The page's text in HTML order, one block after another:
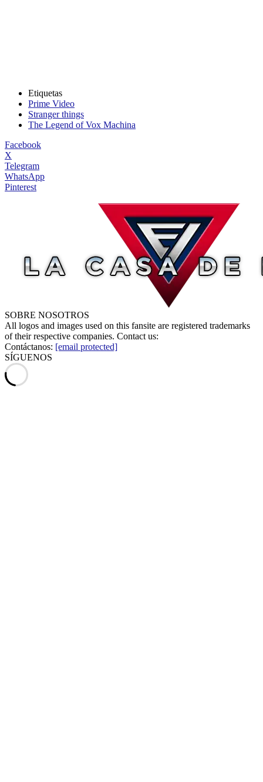
Etiquetas
Prime Video
Stranger things
The Legend of Vox Machina
Facebook
X
Telegram
WhatsApp
Pinterest
SOBRE NOSOTROS
All logos and images used on this fansite are registered trademarks
of their respective companies. Contact us:
Contáctanos: [email protected]
SÍGUENOS